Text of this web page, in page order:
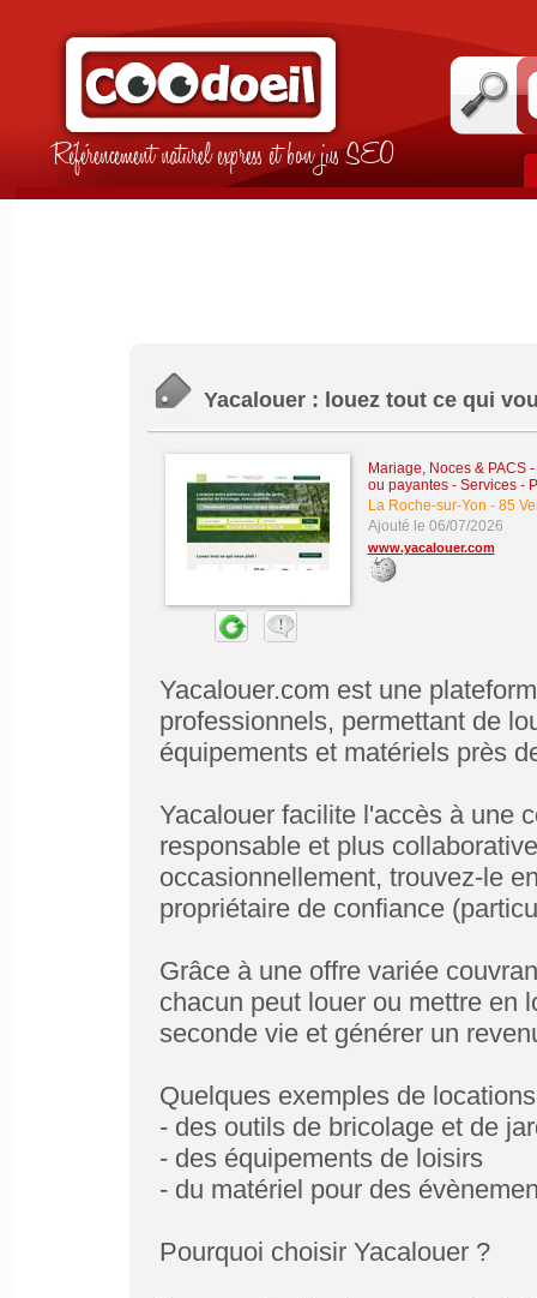
Référencement naturel express et bon jus SEO
Yacalouer : louez tout ce qui
Mariage, Noces & PACS-
ou payantes- Services -
La Roche-sur-Yon - 85
Ajouté le 06/07/2026
www.yacalouer.com
Yacalouer.com est une
professionnels, permettant de
équipements et matériels près
Yacalouer facilite l'accès à une
responsable et plus
occasionnellement, trouvez-le
propriétaire de confiance
Grâce à une offre variée
chacun peut louer ou mettre en
seconde vie et générer un
Quelques exemples de
- des outils de bricolage et de
- des équipements de loisirs
- du matériel pour des
Pourquoi choisir Yacalouer ?